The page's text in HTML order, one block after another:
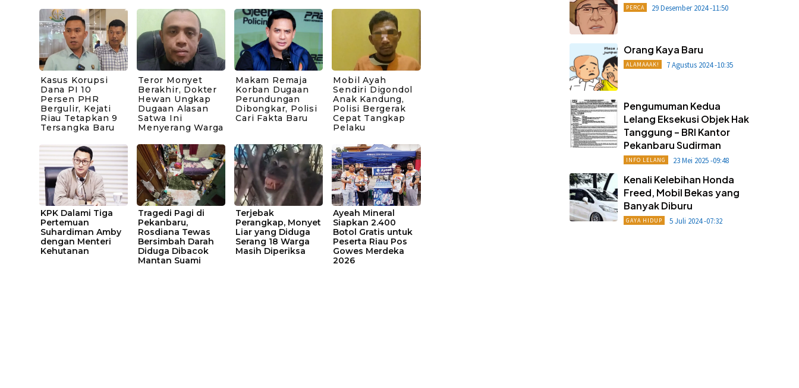
Kasus Korupsi
Dana PI 10
Persen PHR
Bergulir, Kejati
Riau Tetapkan 9
Tersangka Baru
Teror Monyet
Berakhir, Dokter
Hewan Ungkap
Dugaan Alasan
Satwa Ini
Menyerang Warga
Makam Remaja
Korban Dugaan
Perundungan
Dibongkar, Polisi
Cari Fakta Baru
Mobil Ayah
Sendiri Digondol
Anak Kandung,
Polisi Bergerak
Cepat Tangkap
Pelaku
KPK Dalami Tiga
Pertemuan
Suhardiman Amby
dengan Menteri
Kehutanan
Tragedi Pagi di
Pekanbaru,
Rosdiana Tewas
Bersimbah Darah
Diduga Dibacok
Mantan Suami
Terjebak
Perangkap, Monyet
Liar yang Diduga
Serang 18 Warga
Masih Diperiksa
Ayeah Mineral
Siapkan 2.400
Botol Gratis untuk
Peserta Riau Pos
Gowes Merdeka
2026
PERCA 29 Desember 2024 -11:50
Orang Kaya Baru
ALAMAAAK! 7 Agustus 2024 -10:35
Pengumuman Kedua
Lelang Eksekusi Objek Hak
Tanggung – BRI Kantor
Pekanbaru Sudirman
INFO LELANG 23 Mei 2025 -09:48
Kenali Kelebihan Honda
Freed, Mobil Bekas yang
Banyak Diburu
GAYA HIDUP 5 Juli 2024 -07:32